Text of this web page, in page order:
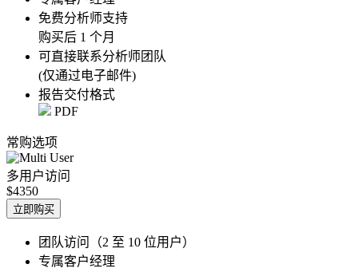
免费分析师支持
购买后 1 个月
可直接联系分析师团队
(仅通过电子邮件)
报告交付格式
PDF
常购选项
多用户访问
$4350
立即购买
团队访问（2 至 10 位用户）
专属客户经理